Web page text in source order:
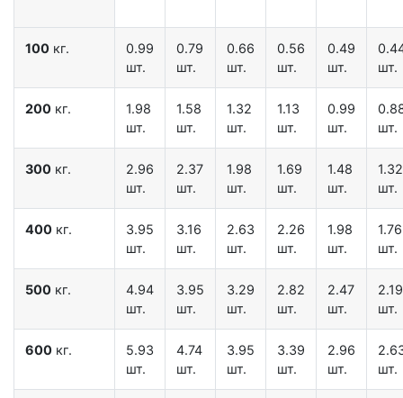
100 кг.
0.99
шт.
0.79
шт.
0.66
шт.
0.56
шт.
0.49
шт.
шт.
200 кг.
1.98
шт.
1.58
шт.
1.32
шт.
1.13
шт.
0.99
шт.
шт.
300 кг.
2.96
шт.
2.37
шт.
1.98
шт.
1.69
шт.
1.48
шт.
1.32
шт.
400 кг.
3.95
шт.
3.16
шт.
2.63
шт.
2.26
шт.
1.98
шт.
1.76
шт.
500 кг.
4.94
шт.
3.95
шт.
3.29
шт.
2.82
шт.
2.47
шт.
2.19
шт.
600 кг.
5.93
шт.
4.74
шт.
3.95
шт.
3.39
шт.
2.96
шт.
шт.